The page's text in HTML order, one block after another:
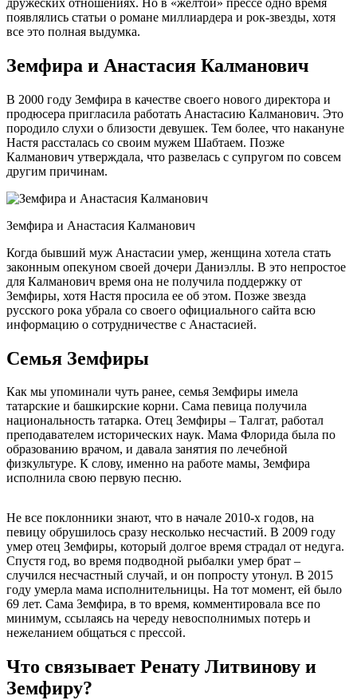
появлялись статьи о романе миллиардера и рок-звезды, хотя
все это полная выдумка.
Земфира и Анастасия Калманович
В 2000 году Земфира в качестве своего нового директора и
продюсера пригласила работать Анастасию Калманович. Это
породило слухи о близости девушек. Тем более, что накануне
Настя рассталась со своим мужем Шабтаем. Позже
Калманович утверждала, что развелась с супругом по совсем
другим причинам.
Земфира и Анастасия Калманович
Когда бывший муж Анастасии умер, женщина хотела стать
законным опекуном своей дочери Даниэллы. В это непростое
для Калманович время она не получила поддержку от
Земфиры, хотя Настя просила ее об этом. Позже звезда
русского рока убрала со своего официального сайта всю
информацию о сотрудничестве с Анастасией.
Семья Земфиры
Как мы упоминали чуть ранее, семья Земфиры имела
татарские и башкирские корни. Сама певица получила
национальность татарка. Отец Земфиры – Талгат, работал
преподавателем исторических наук. Мама Флорида была по
образованию врачом, и давала занятия по лечебной
физкультуре. К слову, именно на работе мамы, Земфира
исполнила свою первую песню.
Не все поклонники знают, что в начале 2010-х годов, на
певицу обрушилось сразу несколько несчастий. В 2009 году
умер отец Земфиры, который долгое время страдал от недуга.
Спустя год, во время подводной рыбалки умер брат –
случился несчастный случай, и он попросту утонул. В 2015
году умерла мама исполнительницы. На тот момент, ей было
69 лет. Сама Земфира, в то время, комментировала все по
минимум, ссылаясь на череду невосполнимых потерь и
нежеланием общаться с прессой.
Что связывает Ренату Литвинову и
Земфиру?